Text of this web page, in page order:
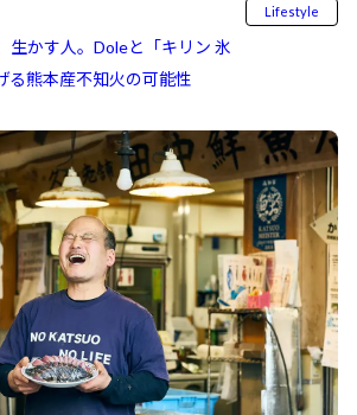
Lifestyle
生かす人。Doleと「キリン 氷
る熊本産不知火の可能性